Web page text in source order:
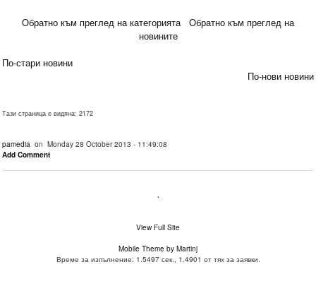
Обратно към преглед на категорията
Обратно към преглед на
новините
По-стари новини
По-нови новини
Тази страница е видяна: 2172
pamedia on Monday 28 October 2013 - 11:49:08
Add Comment
.
View Full Site
Mobile Theme by Martinj
Време за изпълнение: 1.5497 сек., 1.4901 от тях за заявки.